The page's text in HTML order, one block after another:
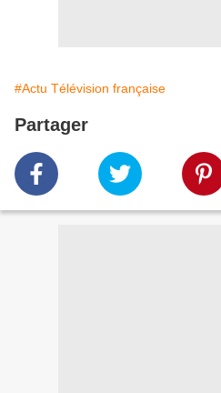
#Actu Télévision française
Partager